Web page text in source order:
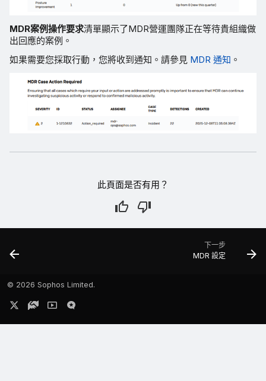
MDR案例操作要求清單顯示了MDR營運團隊正在等待貴組織做
出回應的案例。
如果需要您採取行動，您將收到通知。請參見 MDR 通知 。
此頁面是否有用？
下一步
MDR 設定
© 2026 Sophos Limited.